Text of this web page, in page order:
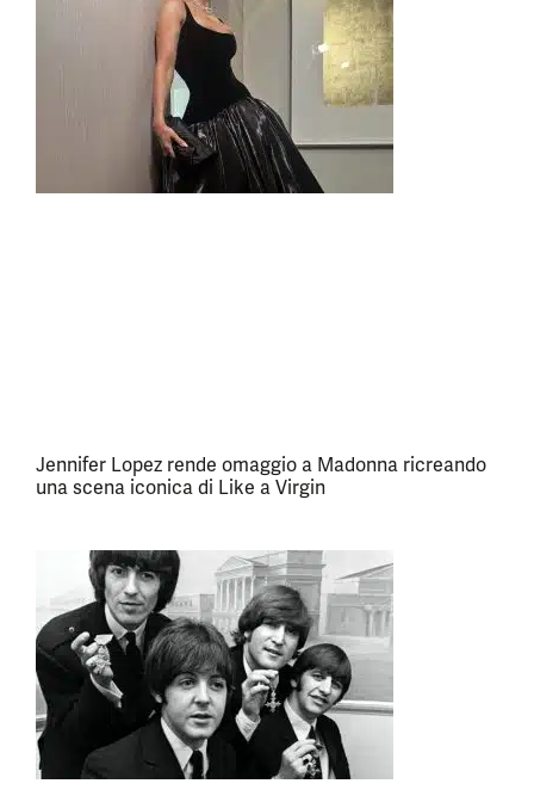
Jennifer Lopez rende omaggio a Madonna ricreando
una scena iconica di Like a Virgin